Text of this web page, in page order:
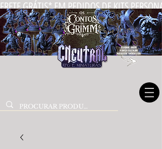
FRETE GRÁTIS* EM PEDIDOS DE KITS